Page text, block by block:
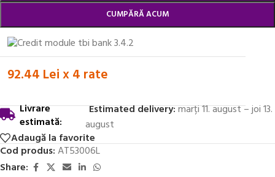
CUMPĂRĂ ACUM
92.44 Lei x 4 rate
Livrare
estimată:
Estimated delivery:marți 11. august – joi 13.
august
Adaugă la favorite
Cod produs:AT53006L
Share: